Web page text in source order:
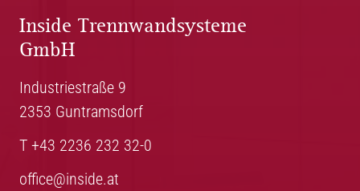
Inside Trennwandsysteme
GmbH
Industriestraße 9
2353 Guntramsdorf
T +43 2236 232 32-0
office@inside.at